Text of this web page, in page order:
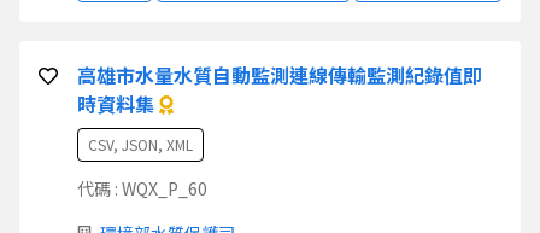
高雄市水量水質自動監測連線傳輸監測紀錄值即
時資料集
CSV, JSON, XML
代碼 : WQX_P_60